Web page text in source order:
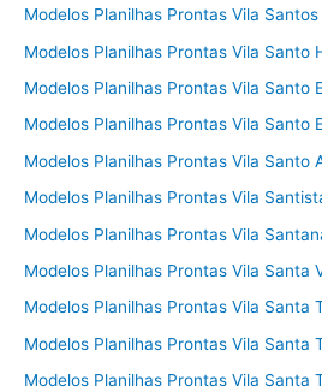
Modelos Planilhas Prontas Vila Santos
Modelos Planilhas Prontas Vila Santo
Modelos Planilhas Prontas Vila Santo
Modelos Planilhas Prontas Vila Santo
Modelos Planilhas Prontas Vila Santo
Modelos Planilhas Prontas Vila
Modelos Planilhas Prontas Vila
Modelos Planilhas Prontas Vila Santa
Modelos Planilhas Prontas Vila Santa
Modelos Planilhas Prontas Vila Santa
Modelos Planilhas Prontas Vila Santa